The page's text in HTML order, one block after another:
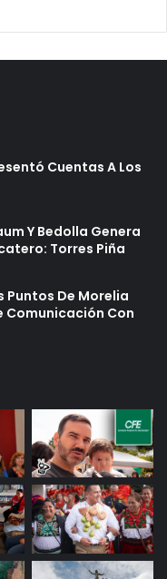
Cuentas A Los
Y Bedolla Genera
Torres Piña
Puntos De Morelia
Comunicación Con